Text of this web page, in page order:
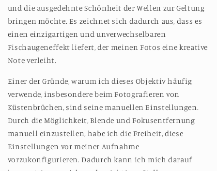
und die ausgedehnte Schönheit der Wellen zur Geltung
bringen möchte. Es zeichnet sich dadurch aus, dass es
einen einzigartigen und unverwechselbaren
Fischaugeneffekt liefert, der meinen Fotos eine kreative
Note verleiht.
Einer der Gründe, warum ich dieses Objektiv häufig
verwende, insbesondere beim Fotografieren von
Küstenbrüchen, sind seine manuellen Einstellungen.
Durch die Möglichkeit, Blende und Fokusentfernung
manuell einzustellen, habe ich die Freiheit, diese
Einstellungen vor meiner Aufnahme
vorzukonfigurieren. Dadurch kann ich mich darauf